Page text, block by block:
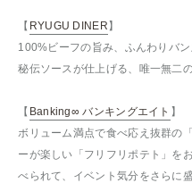
【 RYUGU DINER】
100%ビーフの旨み、ふんわりバ
秘伝ソースが仕上げる、唯一無二
【 Banking∞ バンキングエイト 】
ボリューム満点で食べ応え抜群の
ーが楽しい「フリフリポテト」を
べられて、イベント気分をさらに